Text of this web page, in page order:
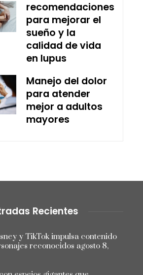
recomendaciones
para mejorar el
sueño y la
calidad de vida
en lupus
Manejo del dolor
para atender
mejor a adultos
mayores
Recientes
y TikTok impulsa contenido
reconocidos agosto 8,